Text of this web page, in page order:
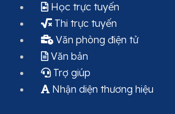
Học trực tuyến
Thi trực tuyến
Văn phòng điện tử
Văn bản
Trợ giúp
Nhận diện thương hiệu